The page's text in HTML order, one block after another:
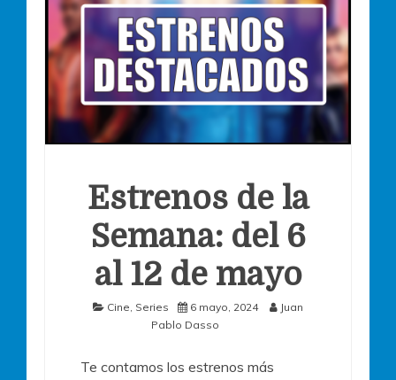
Estrenos de la
Semana: del 6
al 12 de mayo
Cine Series 6 mayo, 2024
Juan
Pablo Dasso
Te contamos los estrenos más